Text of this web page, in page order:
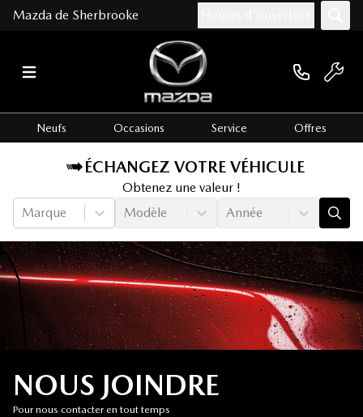
Mazda de Sherbrooke
Neufs Occasions Service Offres
ÉCHANGEZ VOTRE VÉHICULE
Obtenez une valeur !
Marque
Modèle Année
NOUS JOINDRE
Pour nous contacter en tout temps